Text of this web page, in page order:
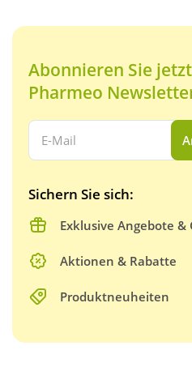
Abonnieren Sie
Pharmeo
Ihre E-Mail Adresse:
Sichern Sie sich:
Exklusive Angebote &
Aktionen & Rabatte
Produktneuheiten